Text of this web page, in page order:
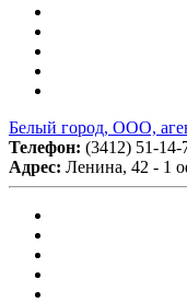
Белый город, ООО,
Телефон: (3412) 51-14-
Адрес: Ленина, 42 - 1